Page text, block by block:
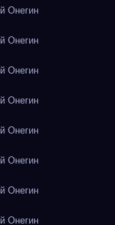
Онегин
Онегин
Онегин
Онегин
Онегин
Онегин
Онегин
Онегин